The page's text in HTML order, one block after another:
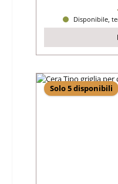
Disponibile,
Solo 5 disponibili